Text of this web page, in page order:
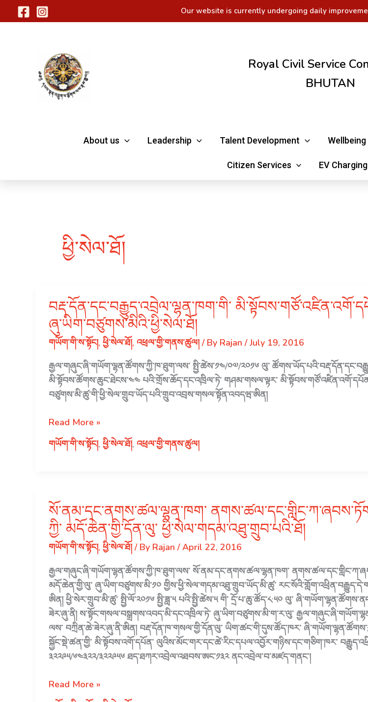
to
Our website is currently undergoing daily
Royal Civil Service
BHUTAN
About us Leadership Talent Development Wellbeing
Citizen Services EV
ཕྱི་སེལ་ཐོ།
བརྡ་དོན་དང་བརྒྱུད་འབྲེལ་ལྷན་ཁག་གི་
ཞུ་ཡིག་བཙུགས་མིའི་ཕྱི་སེལ་ཐོ།
གཡོག་གི་ས་སྟོང།, ཕྱི་སེལ་ཐོ།, འཕྲལ་གྱི་གནས་ཚུལ།/ By Rajan /July 19, 2016
རྒྱལ་གཞུང་ཞི་གཡོག་ལྷན་ཚོགས་ཀྱི་ཁ་ཐུག་ལས་ སྤྱི་ཚེས་༡༤/༠༧/༢༠༡༦ ལུ་
མི་སྟོབས་ཚོགས་ཆུང་ཐེངས་༤༤ པའི་གྲོས་ཆོད་དང་འཁྲིལ་ཏེ་ གཤམ་གསལ་ལྟར་
བཙུགས་མི་ཚུ་གི་ཕྱི་སེལ་གྲུབ་ཡོད་པའི་གྲུབ་འབྲས་གསལ་སྟོན་འབདཝ་ཨིན།
བརྡ་
དོན་
དང་
ཁག་
གི་
མི་
སྟོབས་
འཛིན་
འགོ་
དཔོན་
དོན་
ལུ་
ཡིག་
Read More »
གཡོག་གི་ས་སྟོང།, ཕྱི་སེལ་ཐོ།, འཕྲལ་གྱི་གནས་ཚུལ།
སོ་ནམ་དང་ནགས་ཚལ་ལྷན་ཁག་
ཀྱི་ མདོ་ཆེན་གྱི་དོན་ལུ་ ཕྱི་སེལ་གདམ་འཐུ་གྲུབ་པའི་ཐོ།
གཡོག་གི་ས་སྟོང།, ཕྱི་སེལ་ཐོ།/ By Rajan /April 22, 2016
རྒྱལ་གཞུང་ཞི་གཡོག་ལྷན་ཚོགས་ཀྱི་ཁ་ཐུག་ལས་ སོ་ནམ་དང་ནགས་ཚལ་ལྷན་ཁག་
མདོ་ཆེན་གྱི་ལུ་ ཞུ་ཡིག་བཙུགས་མི་༡༠ གྱིས་ཕྱི་སེལ་གདམ་འཐུ་གྲུབ་ཡོད་མི་ཚུ་
ཨིན། ཕྱི་སེར་གྲུབ་མི་ཚུ་ སྤྱི་ལོ་༢༠༡༦ སྤྱི་ཟླ་༥ པའི་སྤྱི་ཚེས་༥ གི་ དྲོ་པ་ཆུ་ཚོད་༨:༥༠ ལུ་
ཟེར་ཞུ་ནི། ས་སྟོང་གསལ་བསྒྲགས་འབད་མི་དང་འཁྲིལ་ཏེ་ ཞུ་ཡིག་བཙུགས་མི་ག་ར་ལུ་
ལས་ བཀྲིན་ཆེ་ཟེར་ཞུ་ནི་ཨིན། བརྡ་དོན་ཁ་གསལ་གྱི་དོན་ལུ་ ཡིག་ཚང་གི་དུས་ཚོད་ཁར་
སྐྱོང་སྡེ་ཚན་གྱི་ མི་སྟོབས་འགོ་དཔོན་ ལུའིས་མོང་གར་དང་ཚེ་རིང་དཔལ་འབྱོར་གཉིས་དང་གཅིག་ཁར་
༣༢༢༩༥/༦༤༣༢༢/༣༢༢༩༥༦ ཐད་ཐཀར་འབྲེལ་འཐབས་ཨང་༡༣༢ ནང་འབྲེལ་བ་མཛད་གནང་།
སོ་
ནམ་
Read More »